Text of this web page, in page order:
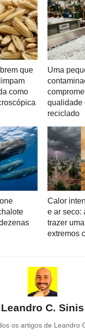
que
como
Uma
qualidade
reciclado
Calor
e ar seco:
trazer
extremos
Leandro C. Sinis
os artigos de Leandro